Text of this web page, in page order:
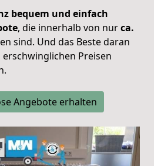
bequem und einfach
, die innerhalb von nurca.
sind. Und das Beste daran
erschwinglichen Preisen
Angebote erhalten